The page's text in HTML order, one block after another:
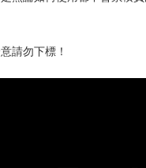
請勿下標！